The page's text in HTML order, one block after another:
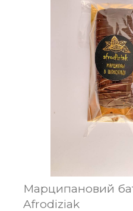
Марципановий
Afrodiziak